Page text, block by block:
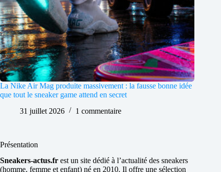
La Nike Air Mag produite massivement : la fausse bonne idée
que tout le sneaker game attend en secret
31 juillet 2026
1 commentaire
Présentation
Sneakers-actus.fr est un site dédié à l’actualité des sneakers
(homme, femme et enfant) né en 2010. Il offre une sélection